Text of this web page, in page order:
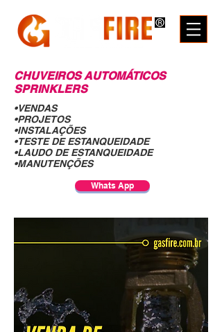
CHUVEIROS AUTOMÁTICOS
SPRINKLERS
•VENDAS
•PROJETOS
•INSTALAÇÕES
•TESTE DE ESTANQUEIDADE
•LAUDO DE ESTANQUEIDADE
•MANUTENÇÕES
Whats App